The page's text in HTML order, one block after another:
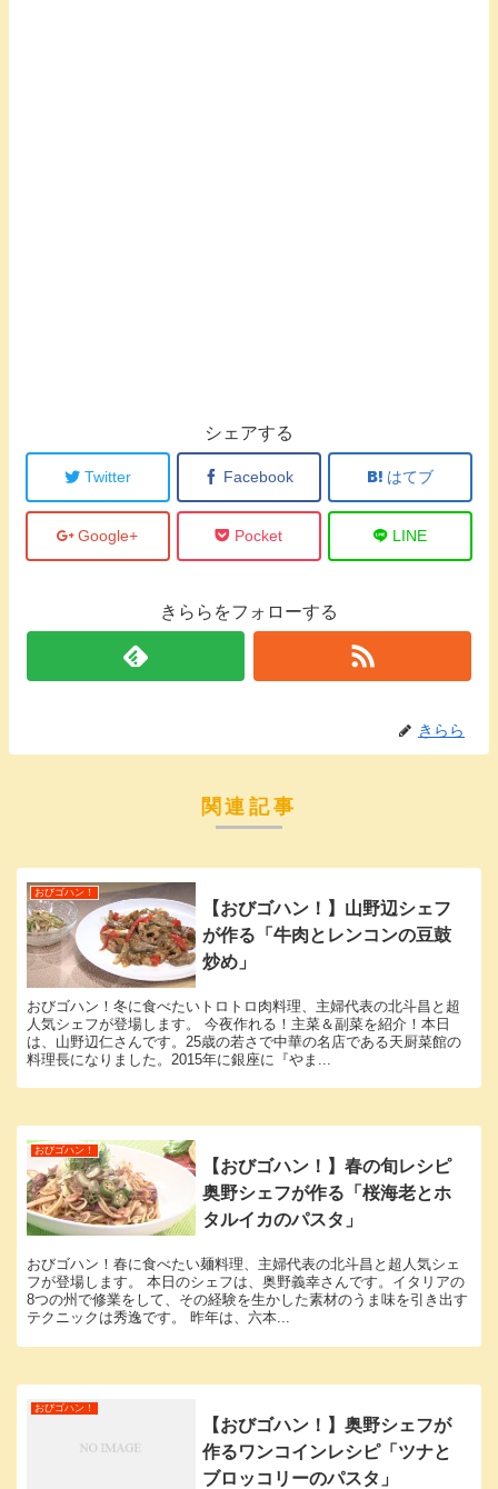
シェアする
Twitter Facebook はてブ
Google+ Pocket LINE
きららをフォローする
きらら
関連記事
おびゴハン！
【おびゴハン！】山野辺シェフ
が作る「牛肉とレンコンの豆鼓
炒め」
おびゴハン！冬に食べたいトロトロ肉料理、主婦代表の北斗昌と超
人気シェフが登場します。 今夜作れる！主菜＆副菜を紹介！本日
は、山野辺仁さんです。25歳の若さで中華の名店である天厨菜館の
料理長になりました。2015年に銀座に『やま...
おびゴハン！
【おびゴハン！】春の旬レシピ
奥野シェフが作る「桜海老とホ
タルイカのパスタ」
おびゴハン！春に食べたい麺料理、主婦代表の北斗昌と超人気シェ
フが登場します。 本日のシェフは、奥野義幸さんです。イタリアの
8つの州で修業をして、その経験を生かした素材のうま味を引き出す
テクニックは秀逸です。 昨年は、六本...
おびゴハン！
【おびゴハン！】奥野シェフが
作るワンコインレシピ「ツナと
ブロッコリーのパスタ」